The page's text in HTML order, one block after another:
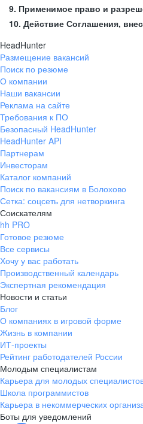
9. Применимое право и
10. Действие Соглашения,
HeadHunter
Размещение вакансий
Поиск по резюме
О компании
Наши вакансии
Реклама на сайте
Требования к ПО
Безопасный HeadHunter
HeadHunter API
Партнерам
Инвесторам
Каталог компаний
Поиск по вакансиям в Болохово
Сетка: соцсеть для нетворкинга
Соискателям
hh PRO
Готовое резюме
Все сервисы
Хочу у вас работать
Производственный календарь
Экспертная рекомендация
Новости и статьи
Блог
О компаниях в игровой форме
Жизнь в компании
ИТ-проекты
Рейтинг работодателей России
Молодым специалистам
Карьера для молодых
Школа программистов
Карьера в некоммерческих
Боты для уведомлений